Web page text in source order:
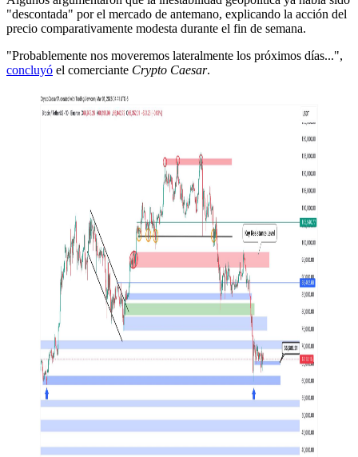
"descontada" por el mercado de antemano, explicando la acción del
precio comparativamente modesta durante el fin de semana.
"Probablemente nos moveremos lateralmente los próximos días...",
concluyó el comerciante Crypto Caesar.